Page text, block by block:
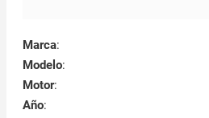
Marca:
Modelo:
Motor:
Año: